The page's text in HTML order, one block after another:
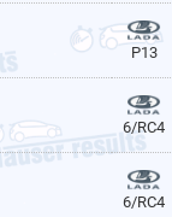
P13
6/RC4
6/RC4